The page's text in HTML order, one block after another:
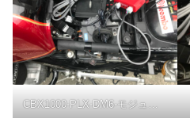
CBX1000-PLX-DM6-モジュール取付